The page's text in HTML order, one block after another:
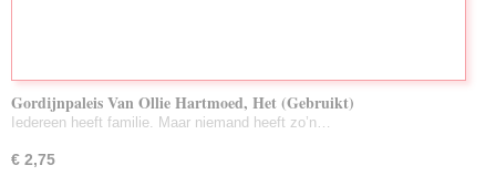
Gordijnpaleis Van Ollie Hartmoed, Het (Gebruikt)
Iedereen heeft familie. Maar niemand heeft zo’n…
€ 2,75